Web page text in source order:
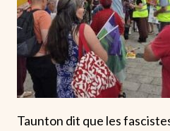
Taunton dit que les